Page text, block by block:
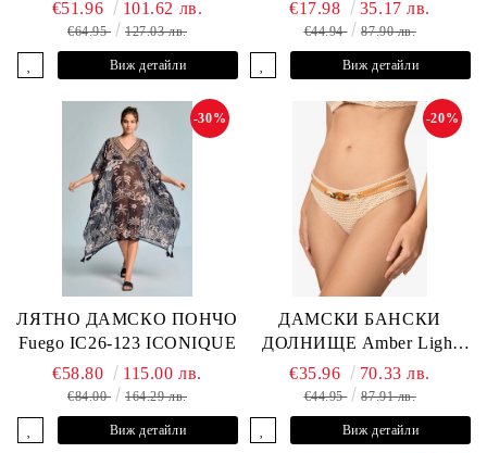
€51.96 101.62 лв.
€64.95 127.03 лв.
Виж детайли
ANDRE
€17.98 35.17 лв.
€44.94 87.90 лв.
Виж детайли
ЛЯТНО ДАМСКО ПОНЧО
Fuego IC26-123 ICONIQUE
-30%
€58.80 115.00 лв.
€84.00 164.29 лв.
Виж детайли
ДАМСКИ БАНСКИ
ДОЛНИЩЕ Amber Light
L2605-Z-MCB MARC &
ANDRE
-20%
€35.96 70.33 лв.
€44.95 87.91 лв.
Виж детайли